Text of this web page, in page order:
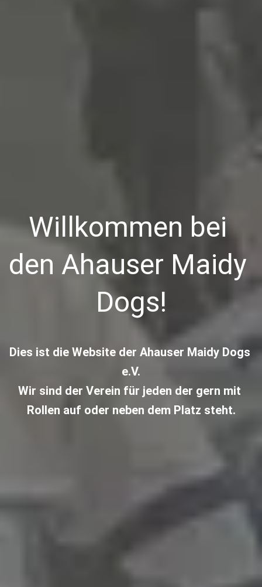
Willkommen bei
den Ahauser Maidy
Dogs!
Dies ist die Website der Ahauser Maidy Dogs
e.V.
Wir sind der Verein für jeden der gern mit
Rollen auf oder neben dem Platz steht.